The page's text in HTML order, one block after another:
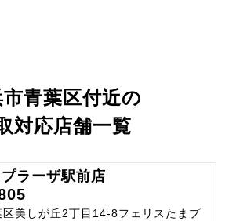
青葉区付近の
対応店舗一覧
ラーザ駅前店
美しが丘2丁目14-8フェリスたまプ